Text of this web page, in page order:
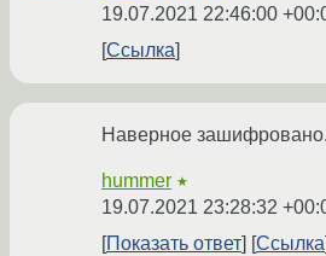
19.07.2021 22:46:00
Ссылка
Наверное зашифровано.
hummer ★
19.07.2021 23:28:32
Показать ответ
Ссылка